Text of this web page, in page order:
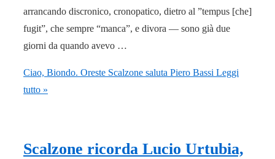
arrancando discronico, cronopatico, dietro al ”tempus [che]
fugit”, che sempre “manca”, e divora — sono già due
giorni da quando avevo …
Ciao, Biondo. Oreste Scalzone saluta Piero Bassi Leggi
tutto »
Scalzone ricorda Lucio Urtubia,